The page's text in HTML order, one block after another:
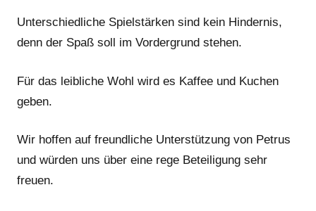
Unterschiedliche Spielstärken sind kein Hindernis,
denn der Spaß soll im Vordergrund stehen.
Für das leibliche Wohl wird es Kaffee und Kuchen
geben.
Wir hoffen auf freundliche Unterstützung von Petrus
und würden uns über eine rege Beteiligung sehr
freuen.